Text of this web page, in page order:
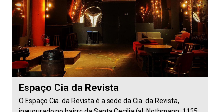
Espaço Cia da Revista
O Espaço Cia. da Revista é a sede da Cia. da Revista,